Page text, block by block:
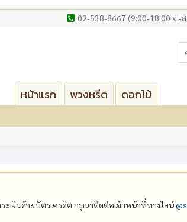
02-538-8667 (9:00-18:00 จ.-
หน้าแรก พวงหรีด ดอกไม้
เงินด้วยบัตรเครดิต กรุณาติดต่อเจ้าหน้าที่ทางไลน์